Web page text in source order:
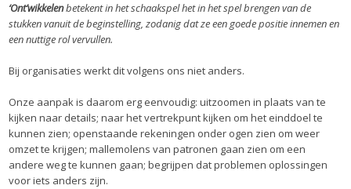
‘Ont’wikkelenbetekent in het schaakspel het in het spel brengen van de
stukken vanuit de beginstelling, zodanig dat ze een goede positie innemen en
een nuttige rol vervullen.
Bij organisaties werkt dit volgens ons niet anders.
Onze aanpak is daarom erg eenvoudig: uitzoomen in plaats van te
kijken naar details; naar het vertrekpunt kijken om het einddoel te
kunnen zien; openstaande rekeningen onder ogen zien om weer
omzet te krijgen; mallemolens van patronen gaan zien om een
andere weg te kunnen gaan; begrijpen dat problemen oplossingen
voor iets anders zijn.